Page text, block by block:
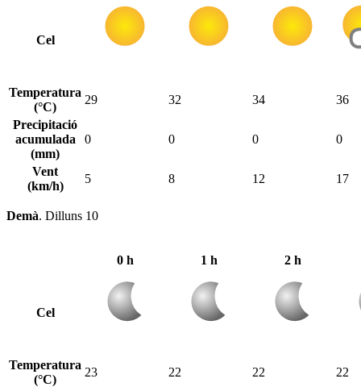
Cel
Temperatura
(°C)
29 32 34
36
Precipitació
acumulada
(mm)
0 0 0 0
Vent
(km/h)
5 8 12 17
Demà. Dilluns 10
0 h 1 h 2 h
Cel
Temperatura
(°C)
23 22 22
22